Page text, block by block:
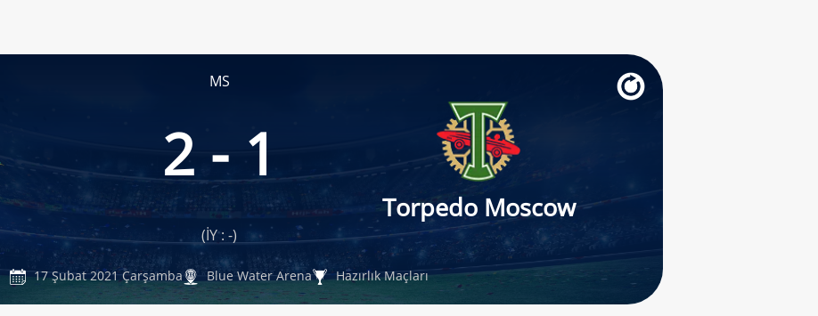
MS
2 - 1
Torpedo Moscow
(İY : -)
17 Şubat 2021 Çarşamba Blue Water Arena Hazırlık Maçları